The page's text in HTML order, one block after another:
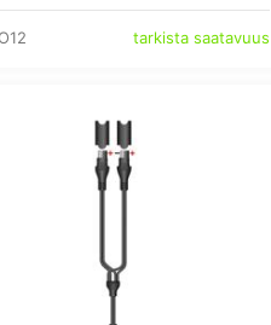
tarkista saatavuus